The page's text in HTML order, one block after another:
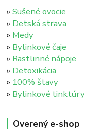
»Sušené ovocie
» Detská strava
» Medy
» Bylinkové čaje
» Rastlinné nápoje
» Detoxikácia
» 100% štavy
» Bylinkové tinktúry
Overený e-shop